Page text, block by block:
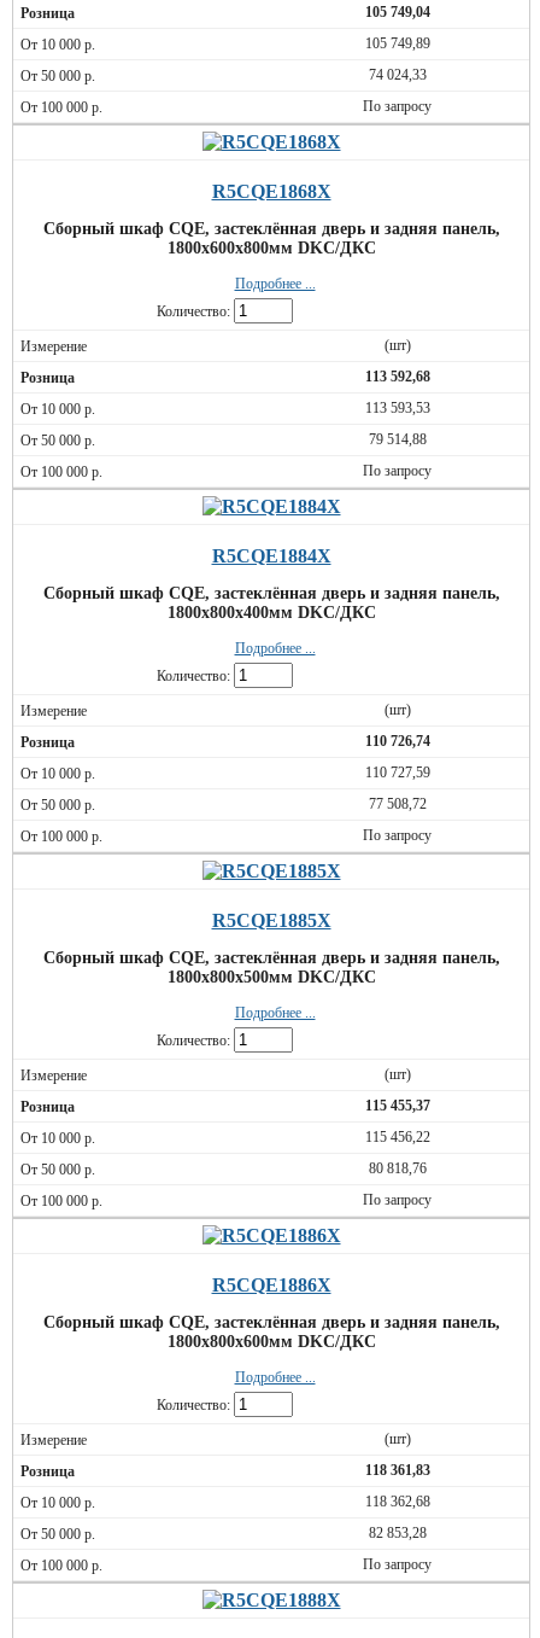
105 749,04
105 749,89
74 024,33
По запросу
R5CQE1868X
Сборный шкаф CQE, застеклённая дверь и задняя панель,
1800x600x800мм DKC/ДКС
Подробнее ...
Количество:
(шт)
113 592,68
113 593,53
79 514,88
По запросу
R5CQE1884X
Сборный шкаф CQE, застеклённая дверь и задняя панель,
1800x800x400мм DKC/ДКС
Подробнее ...
Количество:
(шт)
110 726,74
110 727,59
77 508,72
По запросу
R5CQE1885X
Сборный шкаф CQE, застеклённая дверь и задняя панель,
1800x800x500мм DKC/ДКС
Подробнее ...
Количество:
(шт)
115 455,37
115 456,22
80 818,76
По запросу
R5CQE1886X
Сборный шкаф CQE, застеклённая дверь и задняя панель,
1800x800x600мм DKC/ДКС
Подробнее ...
Количество:
(шт)
118 361,83
118 362,68
82 853,28
По запросу